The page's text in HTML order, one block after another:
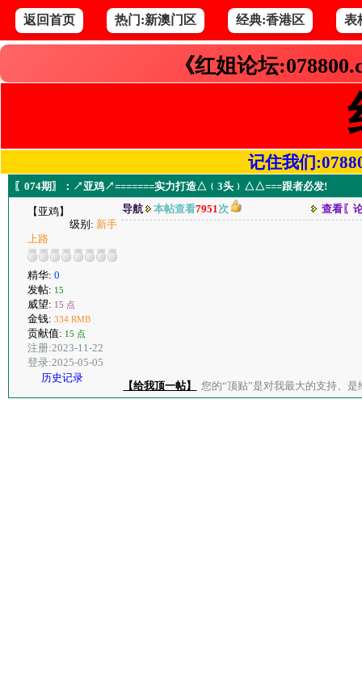
返回首页 热门:新澳门区 经典:香港区 表
《红姐论坛
记住我们
〖074期〗：↗亚鸡↗=======实力打造△﹛3头﹜△△===跟者必发!
【亚鸡】
级别: 新手
上路
精华: 0
发帖: 15
威望: 15 点
金钱: 334 RMB
贡献值: 15 点
注册:2023-11-22
登录:2025-05-05
历史记录
导航 本帖查看7951次 查看〖
【给我顶一帖】 您的“顶贴”是对我最大的支持、